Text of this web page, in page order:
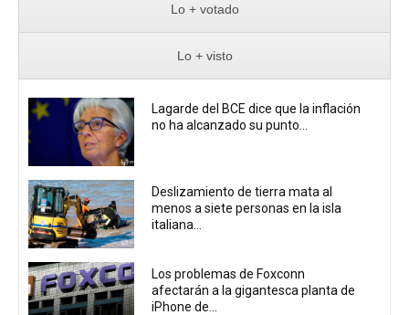
Lo + votado
Lo + visto
Lagarde del BCE dice que la inflación
no ha alcanzado su punto...
Deslizamiento de tierra mata al
menos a siete personas en la isla
italiana...
Los problemas de Foxconn
afectarán a la gigantesca planta de
iPhone de...